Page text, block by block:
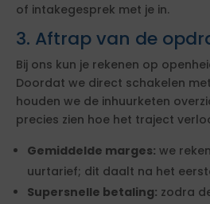
of intakegesprek met je in.
3. Aftrap van de
Bij ons kun je rekenen op
Doordat we direct schakelen
houden we de inhuurketen
precies zien hoe het traject
Gemiddelde marges: we
uurtarief; dit daalt na het
Supersnelle betaling: zodra